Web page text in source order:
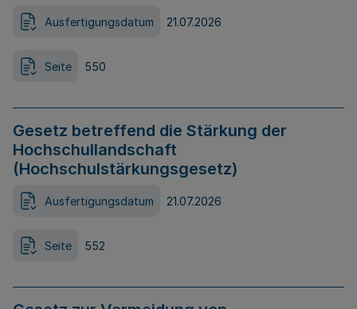
Ausfertigungsdatum 21.07.2026
Seite 550
Gesetz betreffend die Stärkung der
Hochschullandschaft
(Hochschulstärkungsgesetz)
Ausfertigungsdatum 21.07.2026
Seite 552